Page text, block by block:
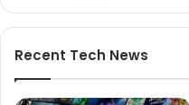
Recent Tech News